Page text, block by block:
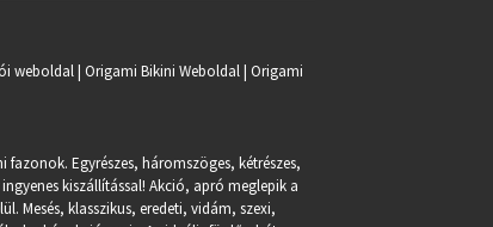
weboldal | Origami Bikini Weboldal |Origami
Egyrészes, háromszöges, kétrészes,
kiszállítással! Akció, apró meglepik a
Mesés, klasszikus, eredeti, vidám, szexi,